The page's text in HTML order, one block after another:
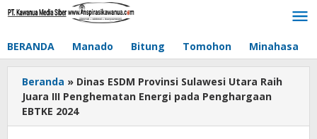
Lewati
BERANDA Manado Bitung Tomohon Minahasa
Beranda » Dinas ESDM Provinsi Sulawesi Utara Raih
Juara III Penghematan Energi pada Penghargaan
EBTKE 2024